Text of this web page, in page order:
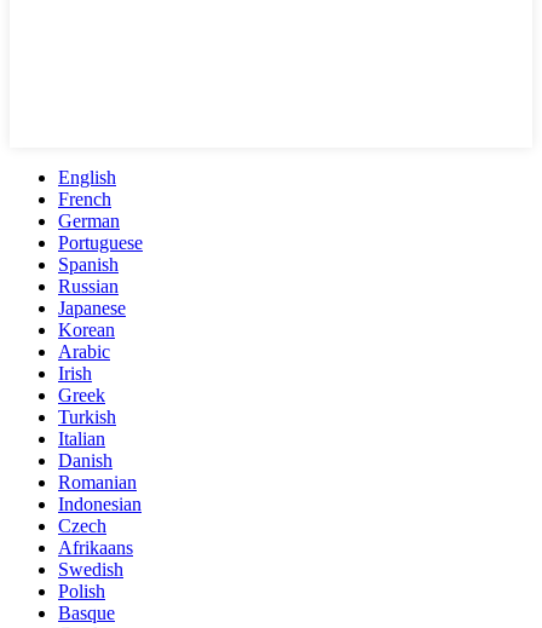
English
French
German
Portuguese
Spanish
Russian
Japanese
Korean
Arabic
Irish
Greek
Turkish
Italian
Danish
Romanian
Indonesian
Czech
Afrikaans
Swedish
Polish
Basque